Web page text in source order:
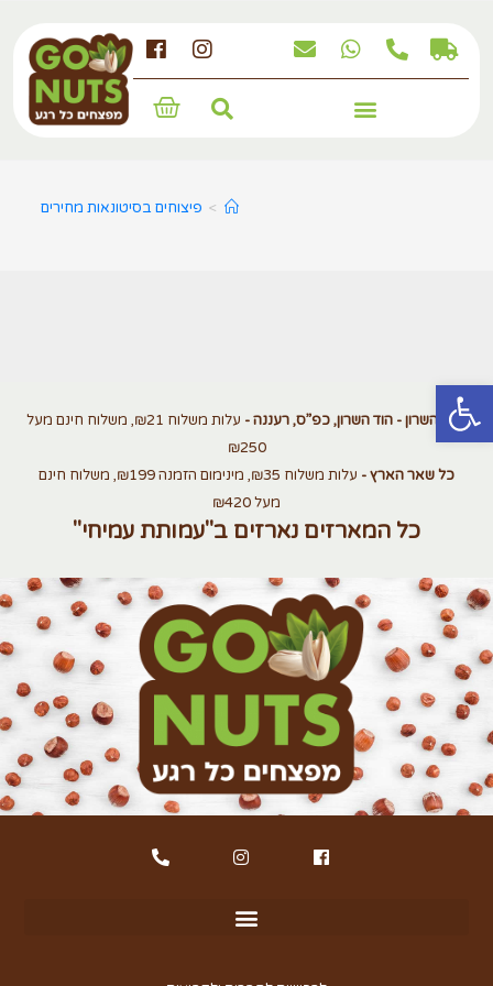
> פיצוחים בסיטונאות מחירים
אזור השרון - הוד השרון, כפ”ס, רעננה -
עלות משלוח ₪21, משלוח חינם מעל
₪250
כל שאר הארץ -
עלות משלוח ₪35, מינימום הזמנה ₪199, משלוח חינם
מעל ₪420
כל המארזים נארזים ב"עמותת עמיחי"
פתח סרגל נגישות